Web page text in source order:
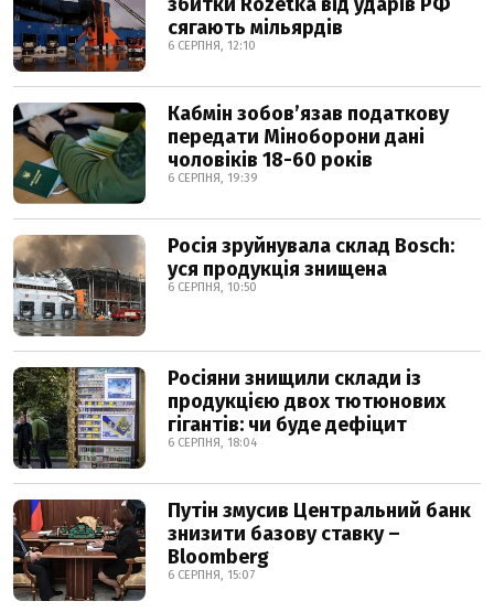
сягають мільярдів
6 СЕРПНЯ, 12:10
Кабмін зобовʼязав податкову
передати Міноборони дані
чоловіків 18-60 років
6 СЕРПНЯ, 19:39
Росія зруйнувала склад Bosch:
уся продукція знищена
6 СЕРПНЯ, 10:50
Росіяни знищили склади із
продукцією двох тютюнових
гігантів: чи буде дефіцит
6 СЕРПНЯ, 18:04
Путін змусив Центральний банк
знизити базову ставку –
Bloomberg
6 СЕРПНЯ, 15:07